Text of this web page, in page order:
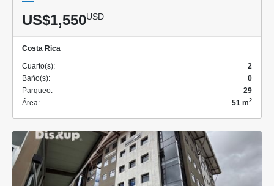
US$1,550USD
Costa Rica
Cuarto(s):
2
Baño(s):
0
Parqueo:
29
Área:
51 m2